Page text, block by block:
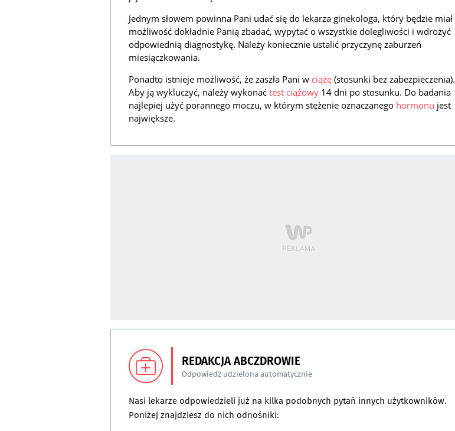
Jednym słowem powinna Pani udać się do lekarza ginekologa, który będzie miał
możliwość dokładnie Panią zbadać, wypytać o wszystkie dolegliwości i wdrożyć
odpowiednią diagnostykę. Należy koniecznie ustalić przyczynę zaburzeń
miesiączkowania.
Ponadto istnieje możliwość, że zaszła Pani w ciążę (stosunki bez zabezpieczenia).
Aby ją wykluczyć, należy wykonać test ciążowy 14 dni po stosunku. Do badania
najlepiej użyć porannego moczu, w którym stężenie oznaczanego hormonu jest
największe.
REDAKCJA ABCZDROWIE
Odpowiedź udzielona automatycznie
Nasi lekarze odpowiedzieli już na kilka podobnych pytań innych użytkowników.
Poniżej znajdziesz do nich odnośniki: